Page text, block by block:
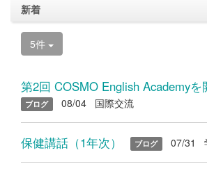
新着
5件
第2回 COSMO English Academyを
ブログ 08/04 国際交流
保健講話（1年次） ブログ 07/31